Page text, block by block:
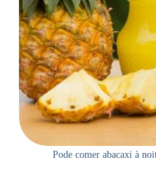
Pode comer abacaxi à